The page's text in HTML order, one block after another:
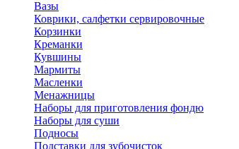
Вазы
Коврики, салфетки сервировочные
Корзинки
Креманки
Кувшины
Мармиты
Масленки
Менажницы
Наборы для приготовления фондю
Наборы для суши
Подносы
Подставки для зубочисток